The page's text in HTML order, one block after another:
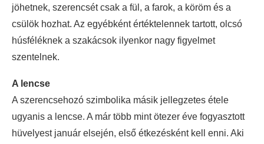
jöhetnek, szerencsét csak a fül, a farok, a köröm és a
csülök hozhat. Az egyébként értéktelennek tartott, olcsó
húsféléknek a szakácsok ilyenkor nagy figyelmet
szentelnek.
A lencse
A szerencsehozó szimbolika másik jellegzetes étele
ugyanis a lencse. A már több mint ötezer éve fogyasztott
hüvelyest január elsején, első étkezésként kell enni. Aki